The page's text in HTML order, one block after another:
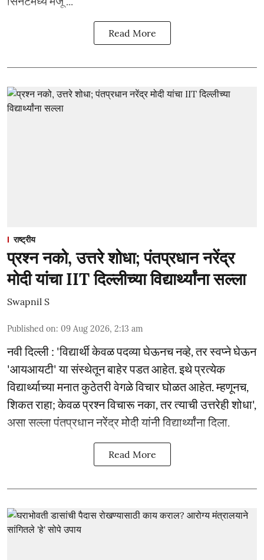
Read More
राष्ट्रीय
प्रश्न नको, उत्तरे शोधा; पंतप्रधान नरेंद्र
मोदी यांचा IIT दिल्लीच्या विद्यार्थ्यांना सल्ला
Swapnil S
Published on: 09 Aug 2026, 2:13 am
नवी दिल्ली : 'विद्यार्थी केवळ पदव्या घेऊनच नव्हे, तर स्वप्ने घेऊन
'आयआयटी' या संस्थेतून बाहेर पडत आहेत. इथे प्रत्येक
विद्यार्थ्याच्या मनात कुठेतरी वेगळे विचार घोळत आहेत. म्हणूनच,
शिकत राहा; केवळ प्रश्न विचारू नका, तर त्याची उत्तरेही शोधा',
असा सल्ला पंतप्रधान नरेंद्र मोदी यांनी विद्यार्थ्यांना दिला.
Read More